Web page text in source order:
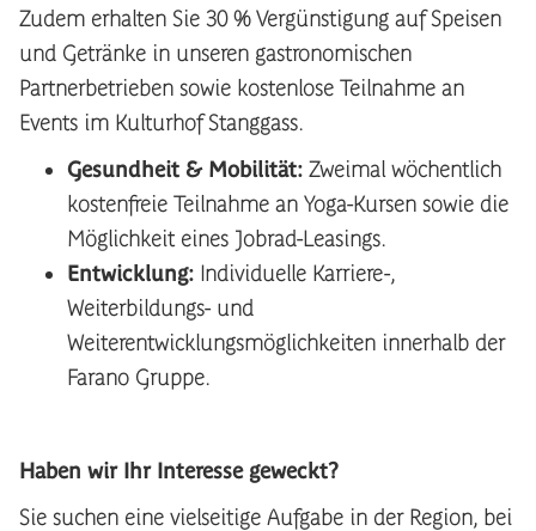
Zudem erhalten Sie 30 % Vergünstigung auf Speisen
und Getränke in unseren gastronomischen
Partnerbetrieben sowie kostenlose Teilnahme an
Events im Kulturhof Stanggass.
Gesundheit & Mobilität: Zweimal wöchentlich
kostenfreie Teilnahme an Yoga-Kursen sowie die
Möglichkeit eines Jobrad-Leasings.
Entwicklung: Individuelle Karriere-,
Weiterbildungs- und
Weiterentwicklungsmöglichkeiten innerhalb der
Farano Gruppe.
Haben wir Ihr Interesse geweckt?
Sie suchen eine vielseitige Aufgabe in der Region, bei